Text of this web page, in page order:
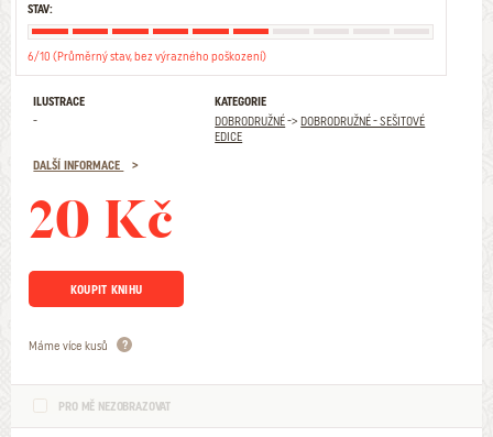
STAV:
6/10 (Průměrný stav, bez výrazného poškození)
ILUSTRACE
-
KATEGORIE
DOBRODRUŽNÉ->DOBRODRUŽNÉ - SEŠITOVÉ
EDICE
DALŠÍ INFORMACE
20 Kč
KOUPIT KNIHU
Máme více kusů
PRO MĚ NEZOBRAZOVAT